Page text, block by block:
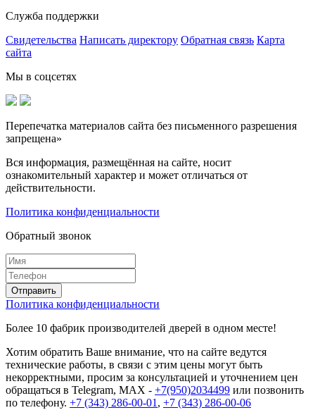
Служба поддержки
Свидетельства Написать директору Обратная связь Карта
сайта
Мы в соцсетях
Перепечатка материалов сайта без письменного разрешения
запрещена»
Вся информация, размещённая на сайте, носит
ознакомительный характер и может отличаться от
действительности.
Политика конфиденциальности
Обратный звонок
Политика конфиденциальности
Более 10 фабрик производителей дверей в одном месте!
Хотим обратить Ваше внимание, что на сайте ведутся
технические работы, в связи с этим цены могут быть
некорректными, просим за консультацией и уточнением цен
обращаться в Telegram, MAX - +7(950)2034499 или позвонить
по телефону. +7 (343) 286-00-01 , +7 (343) 286-00-06